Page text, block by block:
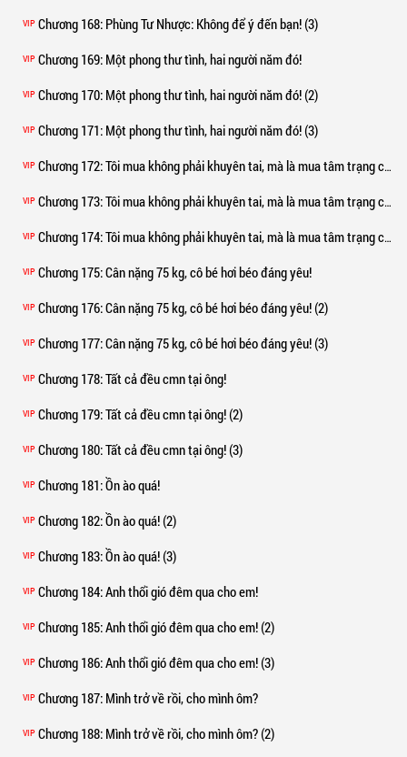
VIP Chương 168: Phùng Tư Nhược: Không để ý đến bạn! (3)
VIP Chương 169: Một phong thư tình, hai người năm đó!
VIP Chương 170: Một phong thư tình, hai người năm đó! (2)
VIP Chương 171: Một phong thư tình, hai người năm đó! (3)
VIP Chương 172: Tôi mua không phải khuyên tai, mà là mua tâm trạng của nàng!
VIP Chương 173: Tôi mua không phải khuyên tai, mà là mua tâm trạng của nàng! (2)
VIP Chương 174: Tôi mua không phải khuyên tai, mà là mua tâm trạng của nàng! (3)
VIP Chương 175: Cân nặng 75 kg, cô bé hơi béo đáng yêu!
VIP Chương 176: Cân nặng 75 kg, cô bé hơi béo đáng yêu! (2)
VIP Chương 177: Cân nặng 75 kg, cô bé hơi béo đáng yêu! (3)
VIP Chương 178: Tất cả đều cmn tại ông!
VIP Chương 179: Tất cả đều cmn tại ông! (2)
VIP Chương 180: Tất cả đều cmn tại ông! (3)
VIP Chương 181: Ồn ào quá!
VIP Chương 182: Ồn ào quá! (2)
VIP Chương 183: Ồn ào quá! (3)
VIP Chương 184: Anh thổi gió đêm qua cho em!
VIP Chương 185: Anh thổi gió đêm qua cho em! (2)
VIP Chương 186: Anh thổi gió đêm qua cho em! (3)
VIP Chương 187: Mình trở về rồi, cho mình ôm?
VIP Chương 188: Mình trở về rồi, cho mình ôm? (2)